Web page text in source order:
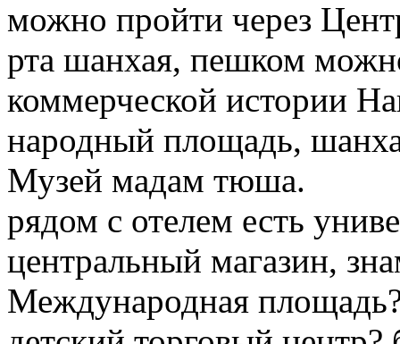
можно пройти через
рта шанхая, пешком
коммерческой истории
народный площадь,
Музей мадам тюша.
рядом с отелем есть
центральный магазин,
Международная